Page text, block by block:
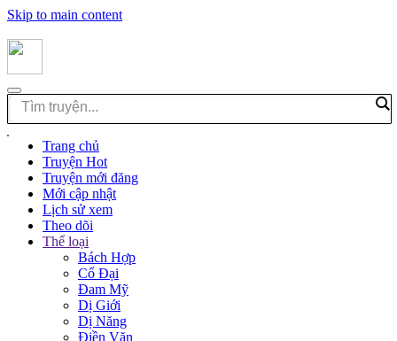
Skip to main content
Trang chủ
Truyện Hot
Truyện mới đăng
Mới cập nhật
Lịch sử xem
Theo dõi
Thể loại
Bách Hợp
Cổ Đại
Đam Mỹ
Dị Giới
Dị Năng
Điền Văn